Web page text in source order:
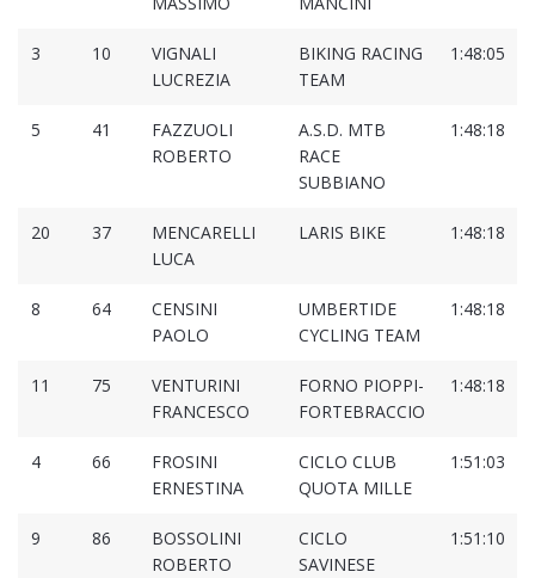
3 10
VIGNALI
LUCREZIA
BIKING RACING
TEAM
1:48:05
5 41
FAZZUOLI
ROBERTO
A.S.D. MTB
RACE
SUBBIANO
1:48:18
20 37
MENCARELLI
LUCA
LARIS BIKE 1:48:18
8 64
CENSINI
PAOLO
UMBERTIDE
CYCLING TEAM
1:48:18
11 75
VENTURINI
FRANCESCO
FORNO PIOPPI-
FORTEBRACCIO
1:48:18
4 66
FROSINI
ERNESTINA
CICLO CLUB
QUOTA MILLE
1:51:03
9 86
BOSSOLINI
ROBERTO
CICLO
SAVINESE
1:51:10